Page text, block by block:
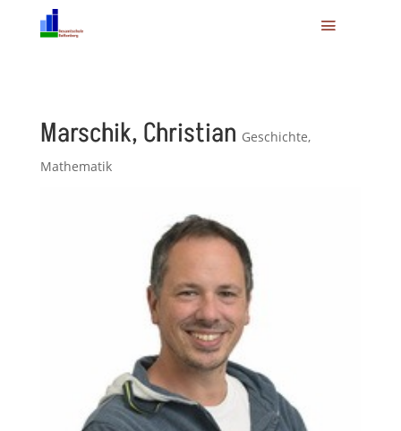
Marschik, Christian Geschichte,
Mathematik